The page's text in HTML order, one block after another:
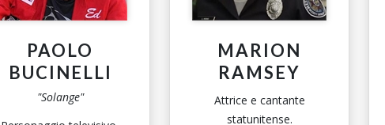
PAOLO
BUCINELLI
"Solange"
MARION
RAMSEY
Attrice e cantante
statunitense.